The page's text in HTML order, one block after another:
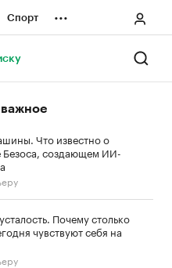
Спорт ...
Что известно о
Безоса, создающем ИИ-
Почему столько
чувствуют себя на